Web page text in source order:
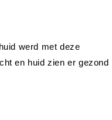
werd met deze
en huid zien er gezond